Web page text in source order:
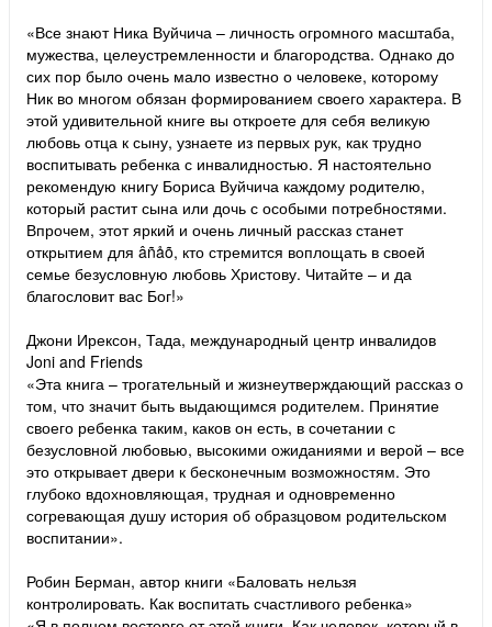
«Все знают Ника Вуйчича – личность огромного масштаба,
мужества, целеустремленности и благородства. Однако до
сих пор было очень мало известно о человеке, которому
Ник во многом обязан формированием своего характера. В
этой удивительной книге вы откроете для себя великую
любовь отца к сыну, узнаете из первых рук, как трудно
воспитывать ребенка с инвалидностью. Я настоятельно
рекомендую книгу Бориса Вуйчича каждому родителю,
который растит сына или дочь с особыми потребностями.
Впрочем, этот яркий и очень личный рассказ станет
открытием для âñåõ, кто стремится воплощать в своей
семье безусловную любовь Христову. Читайте – и да
благословит вас Бог!»
Джони Ирексон, Тада, международный центр инвалидов
Joni and Friends
«Эта книга – трогательный и жизнеутверждающий рассказ о
том, что значит быть выдающимся родителем. Принятие
своего ребенка таким, каков он есть, в сочетании с
безусловной любовью, высокими ожиданиями и верой – все
это открывает двери к бесконечным возможностям. Это
глубоко вдохновляющая, трудная и одновременно
согревающая душу история об образцовом родительском
воспитании».
Робин Берман, автор книги «Баловать нельзя
контролировать. Как воспитать счастливого ребенка»